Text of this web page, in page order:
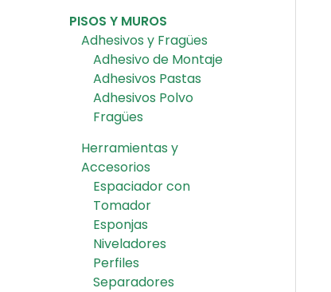
PISOS Y MUROS
Adhesivos y Fragües
Adhesivo de Montaje
Adhesivos Pastas
Adhesivos Polvo
Fragües
Herramientas y
Accesorios
Espaciador con
Tomador
Esponjas
Niveladores
Perfiles
Separadores